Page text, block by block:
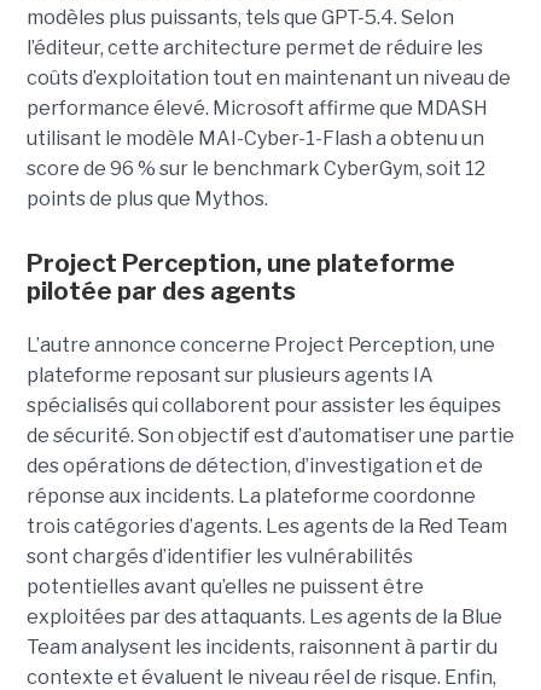
modèles plus puissants, tels que GPT-5.4. Selon
l’éditeur, cette architecture permet de réduire les
coûts d’exploitation tout en maintenant un niveau de
performance élevé. Microsoft affirme que MDASH
utilisant le modèle MAI-Cyber-1-Flash a obtenu un
score de 96 % sur le benchmark CyberGym, soit 12
points de plus que Mythos.
Project Perception, une plateforme
pilotée par des agents
L’autre annonce concerne Project Perception, une
plateforme reposant sur plusieurs agents IA
spécialisés qui collaborent pour assister les équipes
de sécurité. Son objectif est d’automatiser une partie
des opérations de détection, d’investigation et de
réponse aux incidents. La plateforme coordonne
trois catégories d’agents. Les agents de la Red Team
sont chargés d’identifier les vulnérabilités
potentielles avant qu’elles ne puissent être
exploitées par des attaquants. Les agents de la Blue
Team analysent les incidents, raisonnent à partir du
contexte et évaluent le niveau réel de risque. Enfin,